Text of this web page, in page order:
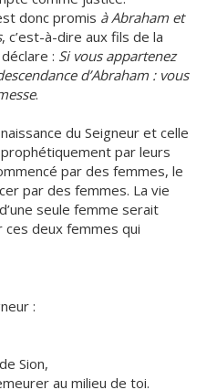
donc promis à Abraham et
, c’est-à-dire aux fils de la
: Si vous appartenez
d’Abraham : vous
.
du Seigneur et celle
par leurs
par des femmes, le
par des femmes. La vie
seule femme serait
ces deux femmes qui
:
Sion,
au milieu de toi.